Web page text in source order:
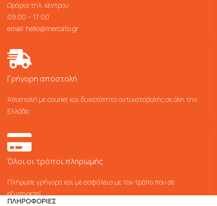
Ωράριο τηλ. κέντρου
09:00 – 17:00
email: hello@mercato.gr
Γρήγορη αποστολή
Αποστολή με courier και δυνατότητα αντικαταβολής σε όλη την
Ελλάδα
Όλοι οι τρόποι πληρωμής
Πλήρωσε γρήγορα και με ασφάλεια με τον τρόπο που σε
εξυπηρετεί
ΠΛΗΡΟΦΟΡΙΕΣ